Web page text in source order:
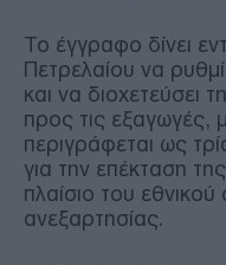
Το έγγραφο δίνει
Πετρελαίου να
και να διοχετεύσει
προς τις εξαγωγές,
περιγράφεται ως
για την επέκταση
πλαίσιο του
ανεξαρτησίας.